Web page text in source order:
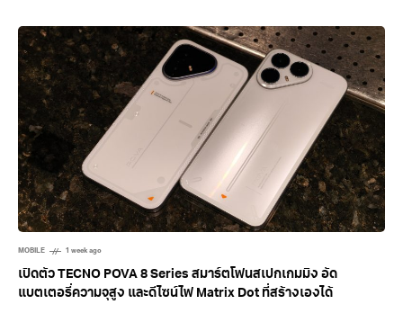
MOBILE 1 week ago
เปิดตัว TECNO POVA 8 Series สมาร์ตโฟนสเปกเกมมิง อัด
แบตเตอรี่ความจุสูง และดีไซน์ไฟ Matrix Dot ที่สร้างเองได้